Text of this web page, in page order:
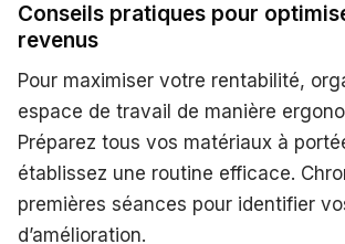
Conseils pratiques pour
revenus
Pour maximiser votre rentabilité,
espace de travail de manière
Préparez tous vos matériaux à
établissez une routine efficace.
premières séances pour identifier
d’amélioration.